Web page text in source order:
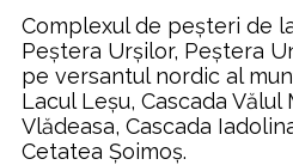
Complexul de peșteri de
Peștera Urșilor, Peștera
pe versantul nordic al
Lacul Leșu, Cascada Vălul
Vlădeasa, Cascada
Cetatea Șoimoș.